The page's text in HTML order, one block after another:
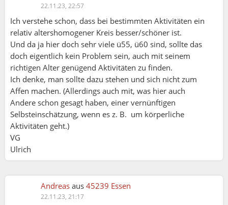
22.11.23, 22:57
Ich verstehe schon, dass bei bestimmten Aktivitäten ein
relativ altershomogener Kreis besser/schöner ist.
Und da ja hier doch sehr viele ü55, ü60 sind, sollte das
doch eigentlich kein Problem sein, auch mit seinem
richtigen Alter genügend Aktivitäten zu finden.
Ich denke, man sollte dazu stehen und sich nicht zum
Affen machen. (Allerdings auch mit, was hier auch
Andere schon gesagt haben, einer vernünftigen
Selbsteinschätzung, wenn es z. B. um körperliche
Aktivitäten geht.)
VG
Ulrich
Andreas aus 45239 Essen
22.11.23, 21:17